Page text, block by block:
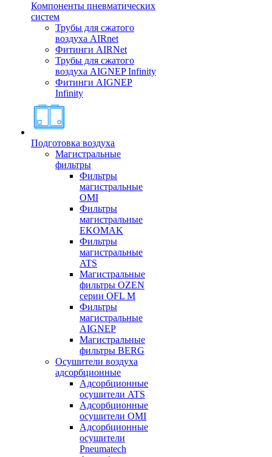
Компоненты пневматических
систем
Трубы для сжатого
воздуха AIRnet
Фитинги AIRNet
Трубы для сжатого
воздуха AIGNEP Infinity
Фитинги AIGNEP
Infinity
Подготовка воздуха
Магистральные
фильтры
Фильтры
магистральные
OMI
Фильтры
магистральные
EKOMAK
Фильтры
магистральные
ATS
Магистральные
фильтры OZEN
серии OFL M
Фильтры
магистральные
AIGNEP
Магистральные
фильтры BERG
Осушители воздуха
адсорбционные
Адсорбционные
осушители ATS
Адсорбционные
осушители OMI
Адсорбционные
осушители
Pneumatech